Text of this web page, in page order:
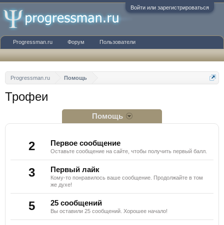
Войти или зарегистрироваться
Progressman.ru Помощь
Трофеи
Помощь
2 Первое сообщение
Оставьте сообщение на сайте, чтобы получить первый балл.
3 Первый лайк
Кому-то понравилось ваше сообщение. Продолжайте в том
же духе!
5 25 сообщений
Вы оставили 25 сообщений. Хорошее начало!
Progressman.ru Форум Пользователи